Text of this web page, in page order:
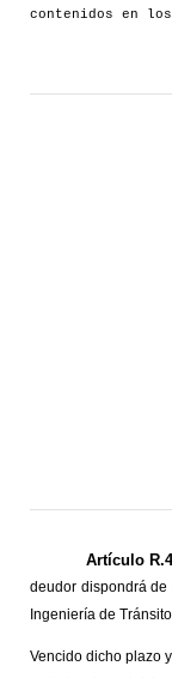
contenidos en
Artículo
deudor dispondrá
Ingeniería de
Vencido dicho plazo